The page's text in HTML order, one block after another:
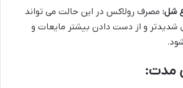
شل: مصرف رولاکس در این حالت می تواند
شدیدتر و از دست دادن بیشتر مایعات و
مدت: